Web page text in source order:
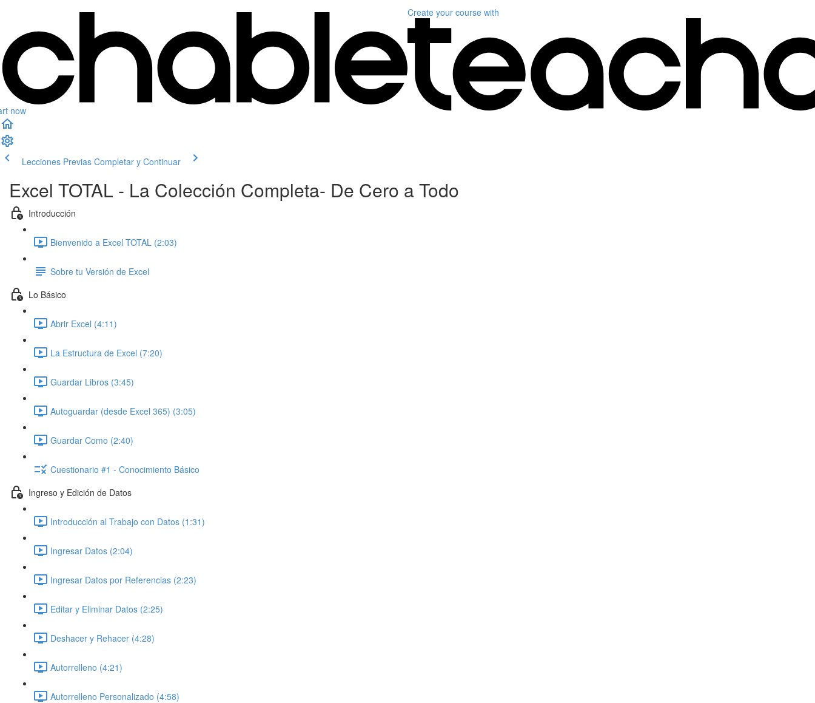
now
Create your course with
Lecciones Previas Completar y Continuar
Excel TOTAL - La Colección Completa- De Cero a Todo
Introducción
Bienvenido a Excel TOTAL (2:03)
Sobre tu Versión de Excel
Lo Básico
Abrir Excel (4:11)
La Estructura de Excel (7:20)
Guardar Libros (3:45)
Autoguardar (desde Excel 365) (3:05)
Guardar Como (2:40)
Cuestionario #1 - Conocimiento Básico
Ingreso y Edición de Datos
Introducción al Trabajo con Datos (1:31)
Ingresar Datos (2:04)
Ingresar Datos por Referencias (2:23)
Editar y Eliminar Datos (2:25)
Deshacer y Rehacer (4:28)
Autorrelleno (4:21)
Autorrelleno Personalizado (4:58)